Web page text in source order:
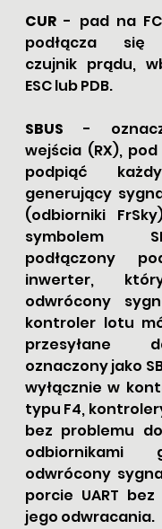
CUR - pad na
podłącza się
czujnik prądu,
ESC lub PDB.
SBUS -
wejścia (RX),
podpiąć
generujący
(odbiorniki
symbolem
podłączony
inwerter,
odwrócony
kontroler lotu
przesyłane
oznaczony jako
wyłącznie w
typu F4,
bez problemu
odbiornikami
odwrócony
porcie UART
jego odwracania.